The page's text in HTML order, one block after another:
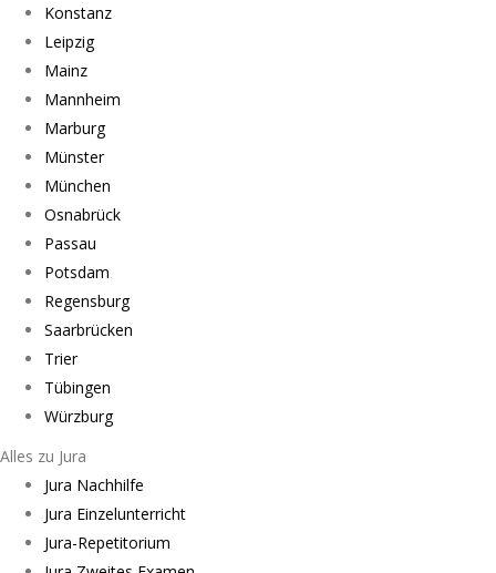
Konstanz
Leipzig
Mainz
Mannheim
Marburg
Münster
München
Osnabrück
Passau
Potsdam
Regensburg
Saarbrücken
Trier
Tübingen
Würzburg
Alles zu Jura
Jura Nachhilfe
Jura Einzelunterricht
Jura-Repetitorium